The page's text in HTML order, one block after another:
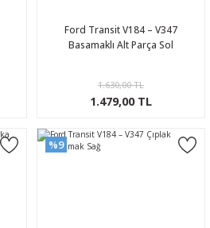
Ford Transit V184 – V347
Basamaklı Alt Parça Sol
1.630,00 TL
1.479,00 TL
%9